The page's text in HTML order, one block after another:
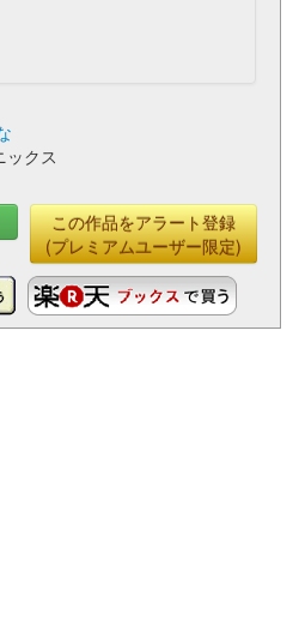
ックス
この作品をアラート登録
(プレミアムユーザー限定)